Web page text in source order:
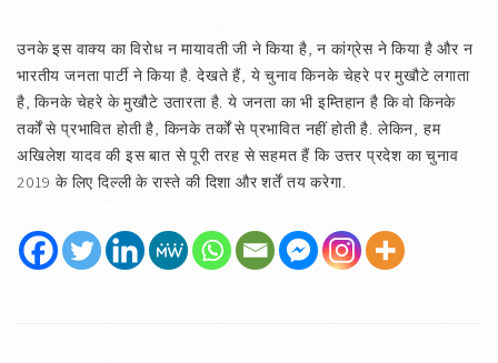
उनके इस वाक्य का विरोध न मायावती जी ने किया है, न कांग्रेस ने किया है और न
भारतीय जनता पार्टी ने किया है. देखते हैं, ये चुनाव किनके चेहरे पर मुखौटे लगाता
है, किनके चेहरे के मुखौटे उतारता है. ये जनता का भी इम्तिहान है कि वो किनके
तर्कों से प्रभावित होती है, किनके तर्कों से प्रभावित नहीं होती है. लेकिन, हम
अखिलेश यादव की इस बात से पूरी तरह से सहमत हैं कि उत्तर प्रदेश का चुनाव
2019 के लिए दिल्ली के रास्ते की दिशा और शर्तें तय करेगा.